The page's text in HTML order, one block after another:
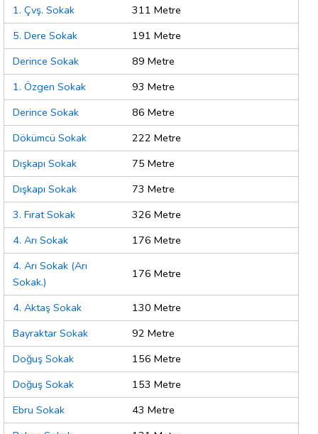
1. Çvş. Sokak
311 Metre
5. Dere Sokak
191 Metre
Derince Sokak
89 Metre
1. Özgen Sokak
93 Metre
Derince Sokak
86 Metre
Dökümcü Sokak
222 Metre
Dışkapı Sokak
75 Metre
Dışkapı Sokak
73 Metre
3. Fırat Sokak
326 Metre
4. Arı Sokak
176 Metre
4. Arı Sokak (Arı
Sokak.)
176 Metre
4. Aktaş Sokak
130 Metre
Bayraktar Sokak
92 Metre
Doğuş Sokak
156 Metre
Doğuş Sokak
153 Metre
Ebru Sokak
43 Metre